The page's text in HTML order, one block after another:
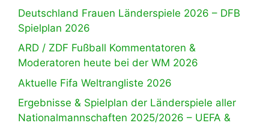
Deutschland Frauen Länderspiele 2026 – DFB
Spielplan 2026
ARD / ZDF Fußball Kommentatoren &
Moderatoren heute bei der WM 2026
Aktuelle Fifa Weltrangliste 2026
Ergebnisse & Spielplan der Länderspiele aller
Nationalmannschaften 2025/2026 – UEFA &